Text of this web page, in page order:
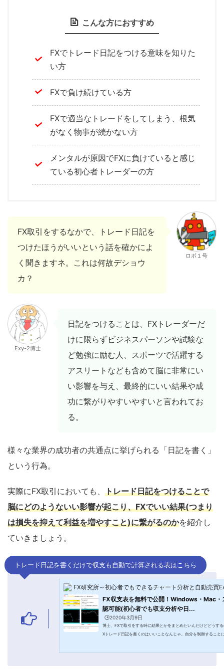
こんな方におすすめ
FXでトレード日記をつける意味を知りた
い方
FXで負け続けている方
FXで適当なトレードをしてしまう、根気
がなく物事が続かない方
メンタルが原因でFXに負けていると感じ
ている初心者トレーダーの方
FX取引をするなかで、トレード日記を
つけたほうがいいという話を確かによ
く聞きますネ。これは何故デショウ
カ？
ロボ１号
Exy-2博士
日記をつけることは、FXトレーダーだ
けに限らずビジネスパーソンや試験な
ど勉強に励む人、スポーツで活躍する
アスリートなども含めて脳に非常にい
い影響を与え、最終的にいい結果や成
功に繋がりやすいやすいと言われてお
る。
様々な業界の成功者の共通点に挙げられる「日記を書く」
という行為。
実際にFX取引においても、 トレード日記をつけることで
脳にどのようないい影響が起こり、FXでいい結果(つまり
は損失を抑えて利益を増やすこと)に繋がるのかを紹介し
ていきましょう。
トレード日記を書くだけで収支も自動で計算される表はこちら
FX研究所～初心者でもできるチャート分析と自動売買
FX収支表を無料で公開！Windows・Mac・
認可能(初心者でも収支分析や日...
🕒️2020年3月9日
博士、FXで取引をする時に結果とかをまとめたいんだけどどうす
Xトレード日記を書くのはいいことなんじゃ。自分を制御すること